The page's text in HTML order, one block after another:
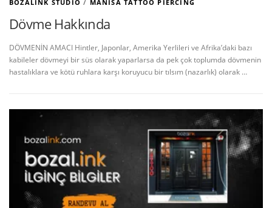
BOZALINK STUDIO / MANISA TATTOO PIERCING
Dövme Hakkında
DÖVMENİN AMACI Hintler, Japonlar, Amerika Yerlileri ve Afrika’daki bazı
kabileler dövmeyi bir süs olarak yaparlarsa da pek çok toplumda dövmenin
hastalıklara ve kötü ruhlara karşı koruyucu bir tılsım (nazarlık) olarak …